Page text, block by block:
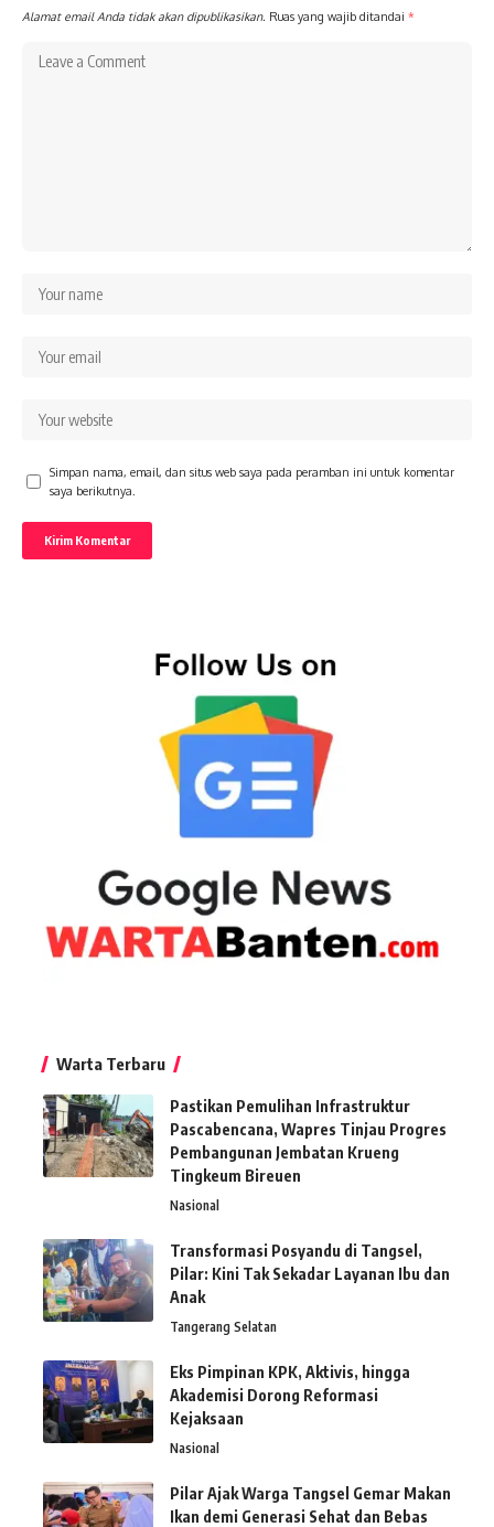
Alamat email Anda tidak akan dipublikasikan. Ruas yang wajib ditandai *
Simpan nama, email, dan situs web saya pada peramban ini untuk komentar
saya berikutnya.
Warta Terbaru
Pastikan Pemulihan Infrastruktur
Pascabencana, Wapres Tinjau Progres
Pembangunan Jembatan Krueng
Tingkeum Bireuen
Nasional
Transformasi Posyandu di Tangsel,
Pilar: Kini Tak Sekadar Layanan Ibu dan
Anak
Tangerang Selatan
Eks Pimpinan KPK, Aktivis, hingga
Akademisi Dorong Reformasi
Kejaksaan
Nasional
Pilar Ajak Warga Tangsel Gemar Makan
Ikan demi Generasi Sehat dan Bebas